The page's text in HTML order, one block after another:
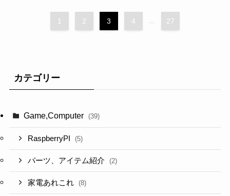
1 2 3 4 27
カテゴリー
Game,Computer (39)
RaspberryPI (5)
パーツ、アイテム紹介 (2)
家電あれこれ (8)